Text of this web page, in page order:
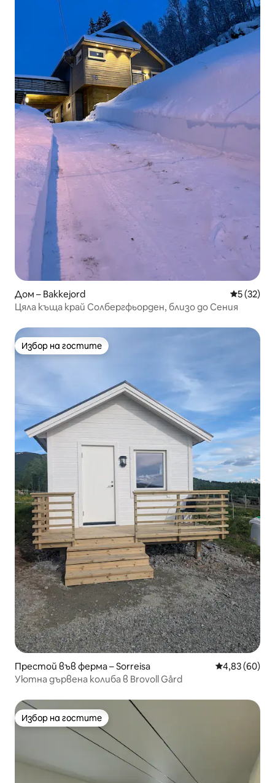
Дом – Bakkejord Средна
5 (32)
Цяла къща край Солбергфьорден, близо до Сения
Избор на гостите
Избор на гостите
Престой във ферма – Sorreisa Средна
4,83 (60)
Уютна дървена колиба в Brovoll Gård
Избор на гостите
Избор на гостите